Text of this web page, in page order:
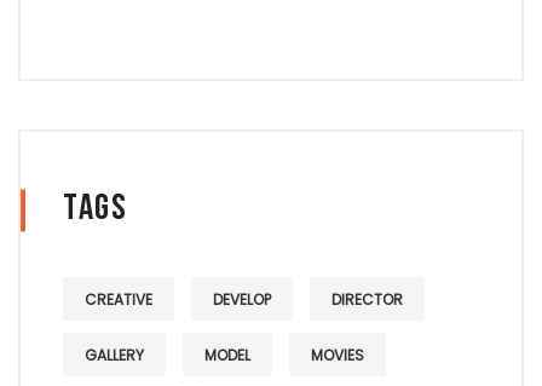
Tags
CREATIVE DEVELOP DIRECTOR
GALLERY MODEL MOVIES